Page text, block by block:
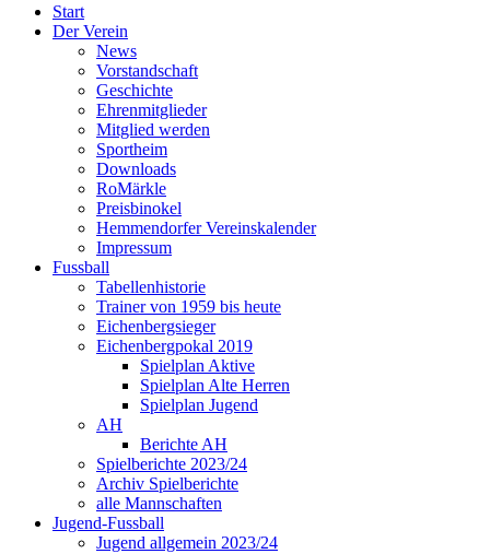
Start
Der Verein
News
Vorstandschaft
Geschichte
Ehrenmitglieder
Mitglied werden
Sportheim
Downloads
RoMärkle
Preisbinokel
Hemmendorfer Vereinskalender
Impressum
Fussball
Tabellenhistorie
Trainer von 1959 bis heute
Eichenbergsieger
Eichenbergpokal 2019
Spielplan Aktive
Spielplan Alte Herren
Spielplan Jugend
AH
Berichte AH
Spielberichte 2023/24
Archiv Spielberichte
alle Mannschaften
Jugend-Fussball
Jugend allgemein 2023/24